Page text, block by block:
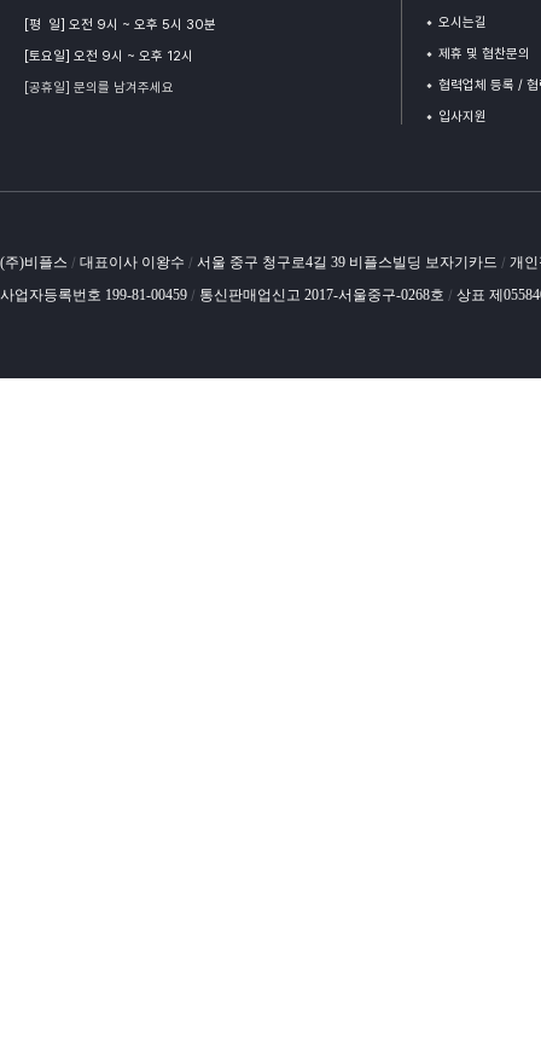
[평 일] 오전 9시 ~ 오후 5시 30분
[토요일] 오전 9시 ~ 오후 12시
[공휴일] 문의를 남겨주세요
오시는길
제휴 및 협찬문의
협력업체 등록 /
입사지원
(주)비플스 / 대표이사 이왕수 / 서울 중구 청구로4길 39 비플스빌딩 보자기카드 / 개
사업자등록번호 199-81-00459 / 통신판매업신고 2017-서울중구-0268호 / 상표 제